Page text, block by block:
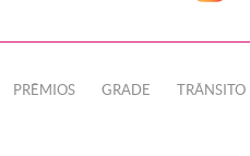
PRÊMIOS GRADE TRÂNSITO